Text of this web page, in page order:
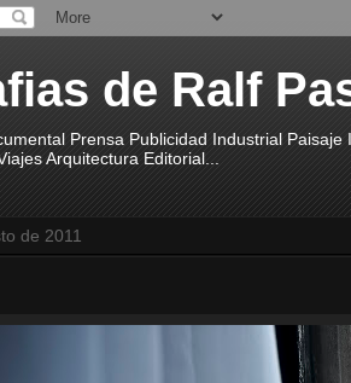
de Ralf
Prensa Publicidad Industrial
Arquitectura Editorial...
de 2011